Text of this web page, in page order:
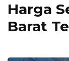
Harga
Barat